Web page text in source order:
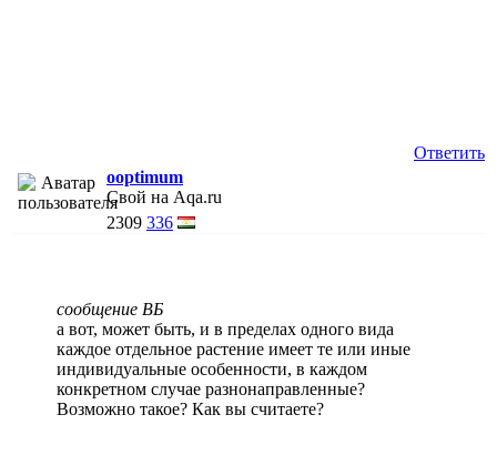
Ответить
ooptimum
Свой на Aqa.ru
2309 336
сообщение ВБ
а вот, может быть, и в пределах одного вида
каждое отдельное растение имеет те или иные
индивидуальные особенности, в каждом
конкретном случае разнонаправленные?
Возможно такое? Как вы считаете?